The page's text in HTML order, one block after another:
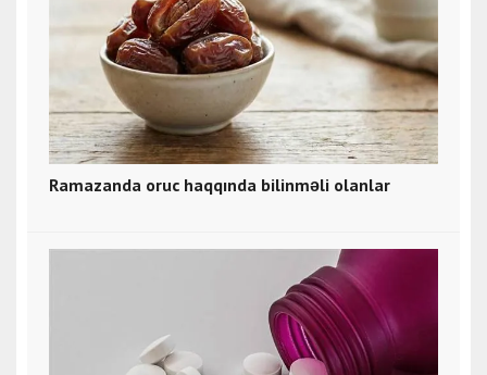
Ramazanda oruc haqqında bilinməli olanlar